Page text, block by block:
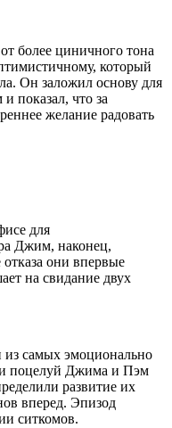
более циничного тона
который
Он заложил основу для
показал, что за
желание радовать
для
Джим, наконец,
они впервые
на свидание двух
из самых эмоционально
поцелуй Джима и Пэм
развитие их
вперед. Эпизод
ситкомов.